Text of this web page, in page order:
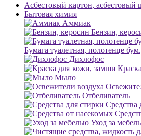
Асбестовый картон, асбестовый
Бытовая химия
Аммиак
Бензин,
Бумага туалетная, полотенце
Дихлофос
Мыло
Отбеливатель
Средства
Уход за